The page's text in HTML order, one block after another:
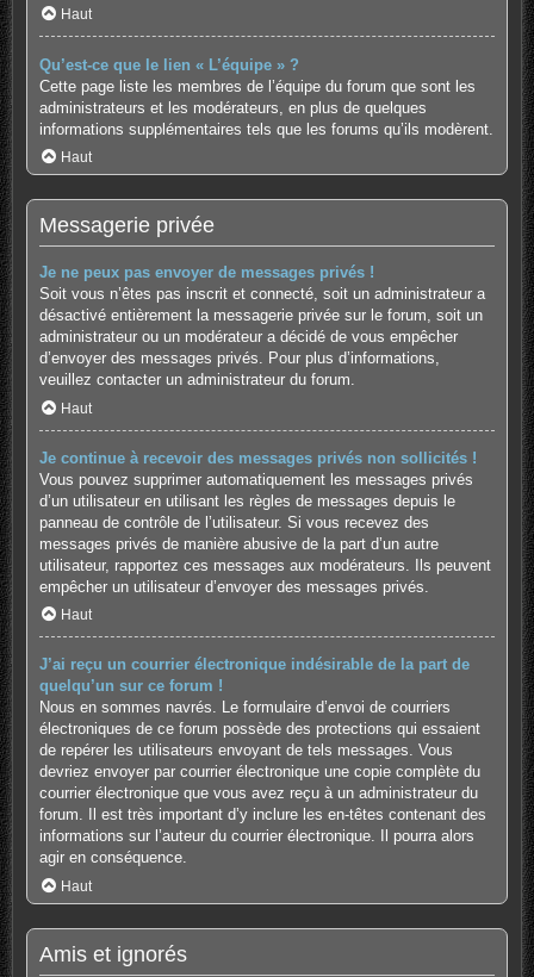
Haut
Qu’est-ce que le lien « L’équipe » ?
Cette page liste les membres de l’équipe du forum que sont les
administrateurs et les modérateurs, en plus de quelques
informations supplémentaires tels que les forums qu’ils modèrent.
Haut
Messagerie privée
Je ne peux pas envoyer de messages privés !
Soit vous n’êtes pas inscrit et connecté, soit un administrateur a
désactivé entièrement la messagerie privée sur le forum, soit un
administrateur ou un modérateur a décidé de vous empêcher
d’envoyer des messages privés. Pour plus d’informations,
veuillez contacter un administrateur du forum.
Haut
Je continue à recevoir des messages privés non sollicités !
Vous pouvez supprimer automatiquement les messages privés
d’un utilisateur en utilisant les règles de messages depuis le
panneau de contrôle de l’utilisateur. Si vous recevez des
messages privés de manière abusive de la part d’un autre
utilisateur, rapportez ces messages aux modérateurs. Ils peuvent
empêcher un utilisateur d’envoyer des messages privés.
Haut
J’ai reçu un courrier électronique indésirable de la part de
quelqu’un sur ce forum !
Nous en sommes navrés. Le formulaire d’envoi de courriers
électroniques de ce forum possède des protections qui essaient
de repérer les utilisateurs envoyant de tels messages. Vous
devriez envoyer par courrier électronique une copie complète du
courrier électronique que vous avez reçu à un administrateur du
forum. Il est très important d’y inclure les en-têtes contenant des
informations sur l’auteur du courrier électronique. Il pourra alors
agir en conséquence.
Haut
Amis et ignorés